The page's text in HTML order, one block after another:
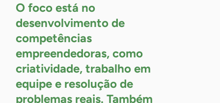
O foco está no
desenvolvimento de
competências
empreendedoras, como
criatividade, trabalho em
equipe e resolução de
problemas reais. Também